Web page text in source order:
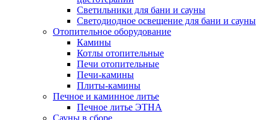
Светильники для бани и сауны
Светодиодное освещение для бани и сауны
Отопительное оборудование
Камины
Котлы отопительные
Печи отопительные
Печи-камины
Плиты-камины
Печное и каминное литье
Печное литье ЭТНА
Сауны в сборе